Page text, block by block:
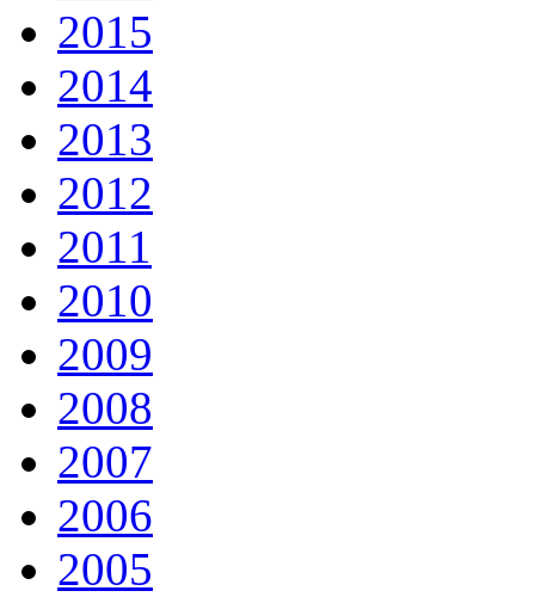
2015
2014
2013
2012
2011
2010
2009
2008
2007
2006
2005